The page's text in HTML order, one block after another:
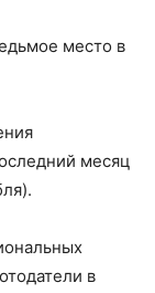
место в
месяц
в